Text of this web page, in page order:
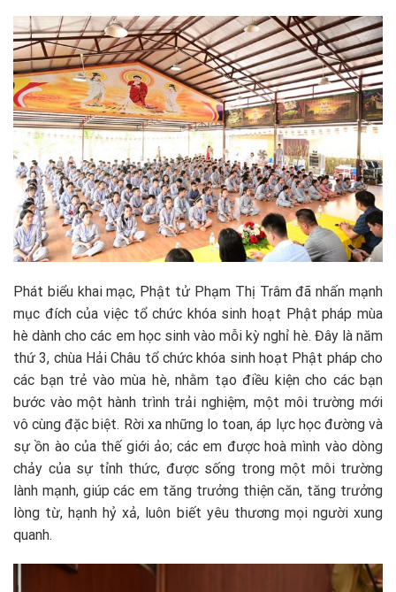
Phát biểu khai mạc, Phật tử Phạm Thị Trâm đã nhấn mạnh
mục đích của việc tổ chức khóa sinh hoạt Phật pháp mùa
hè dành cho các em học sinh vào mỗi kỳ nghỉ hè. Đây là năm
thứ 3, chùa Hải Châu tổ chức khóa sinh hoạt Phật pháp cho
các bạn trẻ vào mùa hè, nhằm tạo điều kiện cho các bạn
bước vào một hành trình trải nghiệm, một môi trường mới
vô cùng đặc biệt. Rời xa những lo toan, áp lực học đường và
sự ồn ào của thế giới ảo; các em được hoà mình vào dòng
chảy của sự tỉnh thức, được sống trong một môi trường
lành mạnh, giúp các em tăng trưởng thiện căn, tăng trưởng
lòng từ, hạnh hỷ xả, luôn biết yêu thương mọi người xung
quanh.